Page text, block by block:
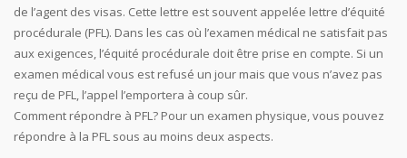
de l’agent des visas. Cette lettre est souvent appelée lettre d’équité
procédurale (PFL). Dans les cas où l’examen médical ne satisfait pas
aux exigences, l’équité procédurale doit être prise en compte. Si un
examen médical vous est refusé un jour mais que vous n’avez pas
reçu de PFL, l’appel l’emportera à coup sûr.
Comment répondre à PFL? Pour un examen physique, vous pouvez
répondre à la PFL sous au moins deux aspects.